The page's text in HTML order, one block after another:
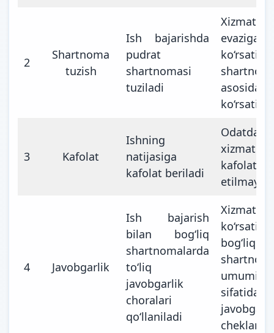
2
Shartnoma
tuzish
Ish bajarishda
pudrat
shartnomasi
tuziladi
evaziga
ko‘rsatish
asosida
3 Kafolat
Ishning
natijasiga
kafolat beriladi
Odatda
kafolat
etilmaydi
4 Javobgarlik
Ish bajarish
bilan bog‘liq
shartnomalarda
to‘liq
javobgarlik
choralari
qo‘llaniladi
Xizmat
bog‘liq
umumiy
sifatida